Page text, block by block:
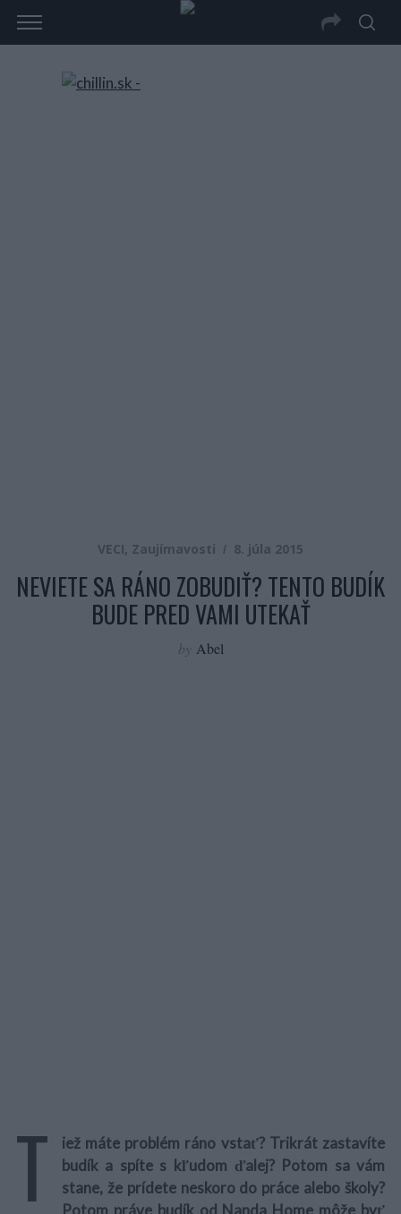
VECI, Zaujímavosti 8. júla 2015
NEVIETE SA RÁNO ZOBUDIŤ? TENTO BUDÍK
BUDE PRED VAMI UTEKAŤ
by Abel
T
iež máte problém ráno vstať? Trikrát zastavíte
budík a spíte s kľudom ďalej? Potom sa vám
stane, že prídete neskoro do práce alebo školy?
Potom práve budík od Nanda Home môže byť